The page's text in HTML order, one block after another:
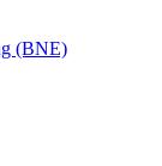
(BNE)